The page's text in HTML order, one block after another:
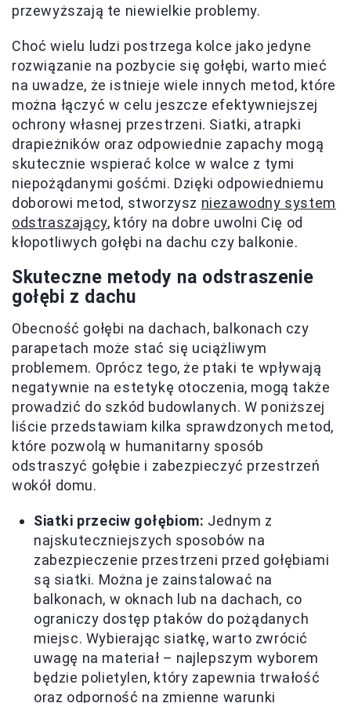
przewyższają te niewielkie problemy.
Choć wielu ludzi postrzega kolce jako jedyne
rozwiązanie na pozbycie się gołębi, warto mieć
na uwadze, że istnieje wiele innych metod, które
można łączyć w celu jeszcze efektywniejszej
ochrony własnej przestrzeni. Siatki, atrapki
drapieżników oraz odpowiednie zapachy mogą
skutecznie wspierać kolce w walce z tymi
niepożądanymi gośćmi. Dzięki odpowiedniemu
doborowi metod, stworzysz niezawodny system
odstraszający, który na dobre uwolni Cię od
kłopotliwych gołębi na dachu czy balkonie.
Skuteczne metody na odstraszenie
gołębi z dachu
Obecność gołębi na dachach, balkonach czy
parapetach może stać się uciążliwym
problemem. Oprócz tego, że ptaki te wpływają
negatywnie na estetykę otoczenia, mogą także
prowadzić do szkód budowlanych. W poniższej
liście przedstawiam kilka sprawdzonych metod,
które pozwolą w humanitarny sposób
odstraszyć gołębie i zabezpieczyć przestrzeń
wokół domu.
Siatki przeciw gołębiom: Jednym z
najskuteczniejszych sposobów na
zabezpieczenie przestrzeni przed gołębiami
są siatki. Można je zainstalować na
balkonach, w oknach lub na dachach, co
ograniczy dostęp ptaków do pożądanych
miejsc. Wybierając siatkę, warto zwrócić
uwagę na materiał – najlepszym wyborem
będzie polietylen, który zapewnia trwałość
oraz odporność na zmienne warunki